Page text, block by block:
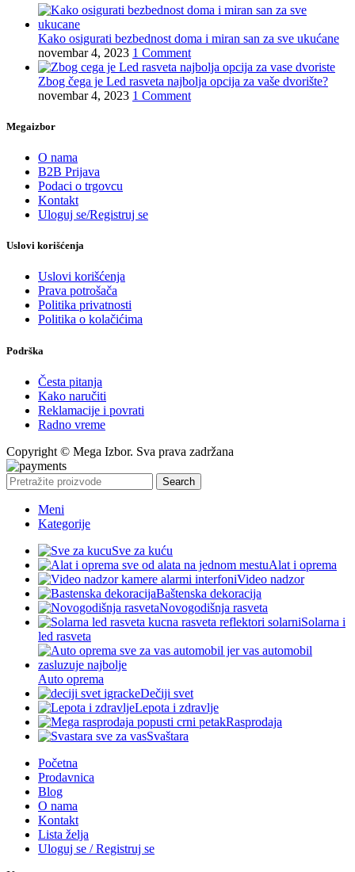
Kako osigurati bezbednost doma i miran san za sve ukućane
novembar 4, 2023 1 Comment
Zbog čega je Led rasveta najbolja opcija za vaše dvorište?
novembar 4, 2023 1 Comment
Megaizbor
O nama
B2B Prijava
Podaci o trgovcu
Kontakt
Uloguj se/Registruj se
Uslovi korišćenja
Uslovi korišćenja
Prava potrošača
Politika privatnosti
Politika o kolačićima
Podrška
Česta pitanja
Kako naručiti
Reklamacije i povrati
Radno vreme
Copyright © Mega Izbor. Sva prava zadržana
Search
Meni
Kategorije
Sve za kuću
Alat i oprema
Video nadzor
Baštenska dekoracija
Novogodišnja rasveta
Solarna i
led rasveta
Auto oprema
Dečiji svet
Lepota i zdravlje
Rasprodaja
Svaštara
Početna
Prodavnica
Blog
O nama
Kontakt
Lista želja
Uloguj se / Registruj se